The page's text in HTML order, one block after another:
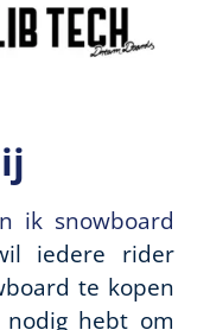
ik snowboard
iedere rider
te kopen
hebt om